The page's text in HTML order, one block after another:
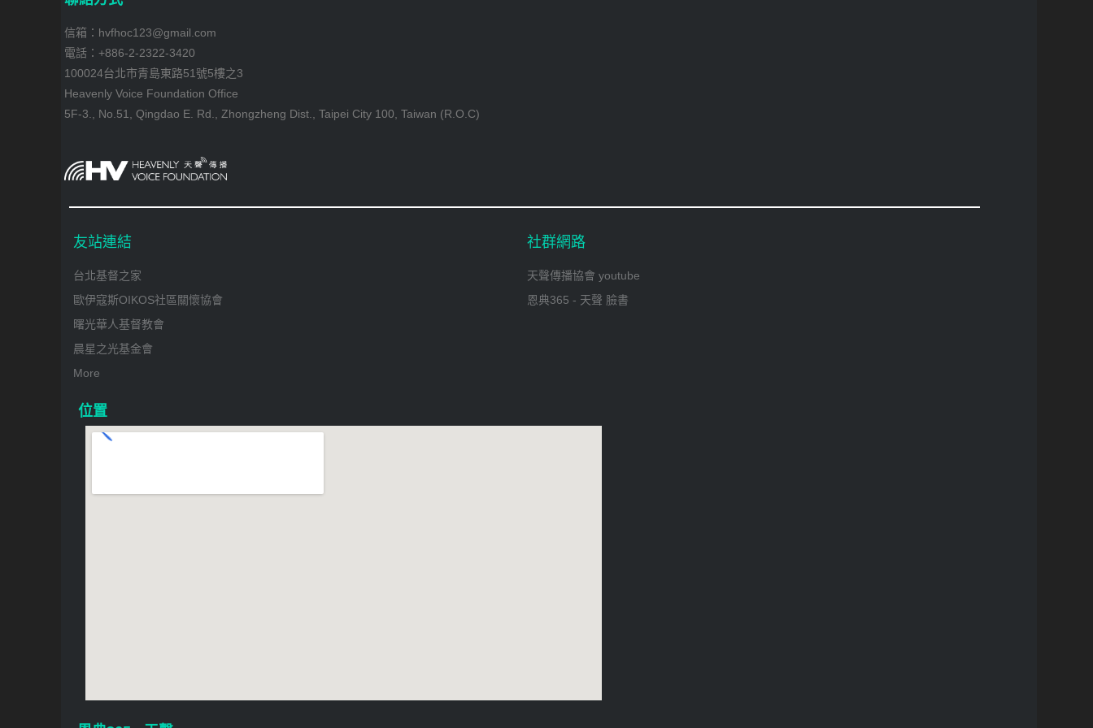
信箱：hvfhoc123@gmail.com
電話：+886-2-2322-3420
100024台北市青島東路51號5樓之3
Heavenly Voice Foundation Office
5F-3., No.51, Qingdao E. Rd., Zhongzheng Dist., Taipei City 100, Taiwan (R.O.C)
友站連結
台北基督之家
歐伊寇斯OIKOS社區關懷協會
曙光華人基督教會
晨星之光基金會
More
社群網路
天聲傳播協會 youtube
恩典365 - 天聲 臉書
位置